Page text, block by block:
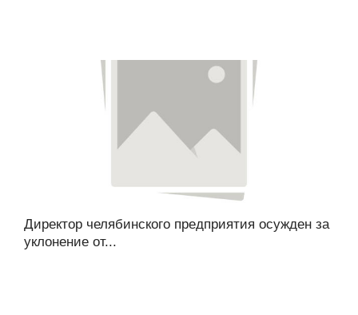
Директор челябинского предприятия осужден за
уклонение от...